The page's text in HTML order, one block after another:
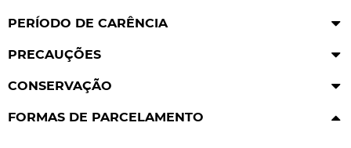
PERÍODO DE CARÊNCIA
PRECAUÇÕES
CONSERVAÇÃO
FORMAS DE PARCELAMENTO